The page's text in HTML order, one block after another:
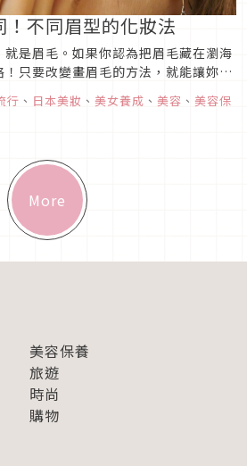
不同眉型的化妝法
是眉毛。如果你認為把眉毛藏在瀏海
只要改變畫眉毛的方法，就能讓妳變
毛之前，先了解自己的眉型。用眉刷
的部分刮掉。畫時，從眉尾開始畫。
行 、 日本美妝 、 美女養成 、 美容 、 美容保
More
美容保養
旅遊
時尚
購物